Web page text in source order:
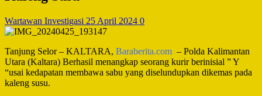
Wartawan Investigasi 25 April 2024 0
Tanjung Selor – KALTARA, Baraberita.com – Polda Kalimantan
Utara (Kaltara) Berhasil menangkap seorang kurir berinisial ” Y
“usai kedapatan membawa sabu yang diselundupkan dikemas pada
kaleng susu.